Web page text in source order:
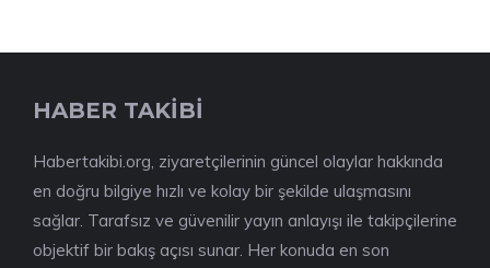
HABER TAKİBİ
Habertakibi.org, ziyaretçilerinin güncel olaylar hakkında
en doğru bilgiye hızlı ve kolay bir şekilde ulaşmasını
sağlar. Tarafsız ve güvenilir yayın anlayışı ile takipçilerine
objektif bir bakış açısı sunar. Her konuda en son